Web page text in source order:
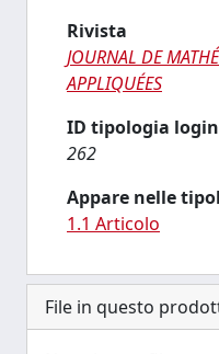
Rivista
JOURNAL DE
APPLIQUÉES
ID tipologia
262
Appare nelle
1.1 Articolo
File in questo